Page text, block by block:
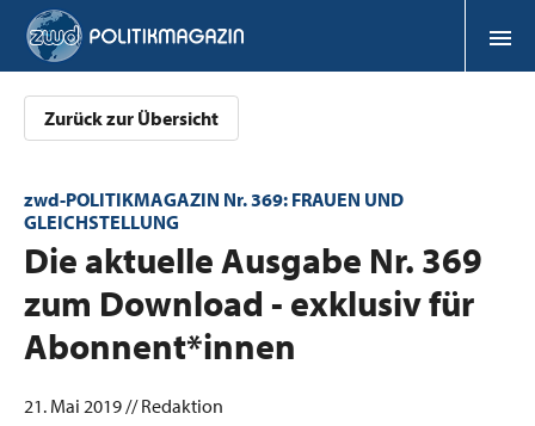
Zurück zur Übersicht
zwd-POLITIKMAGAZIN Nr. 369: FRAUEN UND
GLEICHSTELLUNG
:Die aktuelle Ausgabe Nr. 369
zum Download - exklusiv für
Abonnent*innen
21. Mai 2019 // Redaktion